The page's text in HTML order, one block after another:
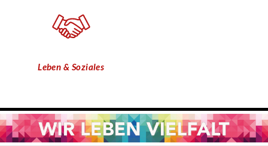
Leben & Soziales